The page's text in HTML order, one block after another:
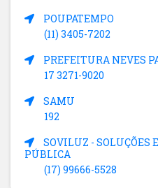
POUPATEMPO
(11) 3405-7202
PREFEITURA NEVES
17 3271-9020
SAMU
192
SOVILUZ - SOLUÇÕES
PÚBLICA
(17) 99666-5528